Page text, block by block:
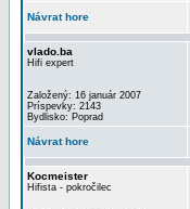
Návrat hore
vlado.ba
Hifi expert
Založený: 16 január 2007
Príspevky: 2143
Bydlisko: Poprad
Návrat hore
Kocmeister
Hifista - pokročilec